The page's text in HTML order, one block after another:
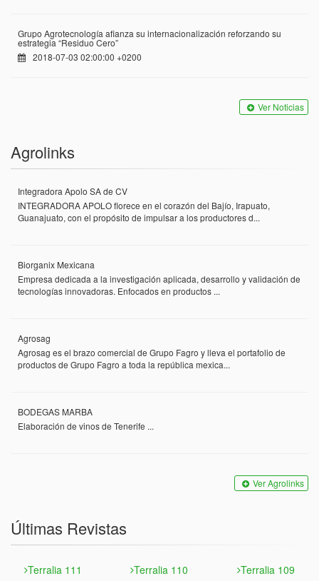
Grupo Agrotecnología afianza su internacionalización reforzando su
estrategia “Residuo Cero”
2018-07-03 02:00:00 +0200
Ver Noticias
Agrolinks
Integradora Apolo SA de CV
INTEGRADORA APOLO florece en el corazón del Bajío, Irapuato,
Guanajuato, con el propósito de impulsar a los productores d...
Biorganix Mexicana
Empresa dedicada a la investigación aplicada, desarrollo y validación de
tecnologías innovadoras. Enfocados en productos ...
Agrosag
Agrosag es el brazo comercial de Grupo Fagro y lleva el portafolio de
productos de Grupo Fagro a toda la república mexica...
BODEGAS MARBA
Elaboración de vinos de Tenerife ...
Ver Agrolinks
Últimas Revistas
Terralia 111 Terralia 110 Terralia 109